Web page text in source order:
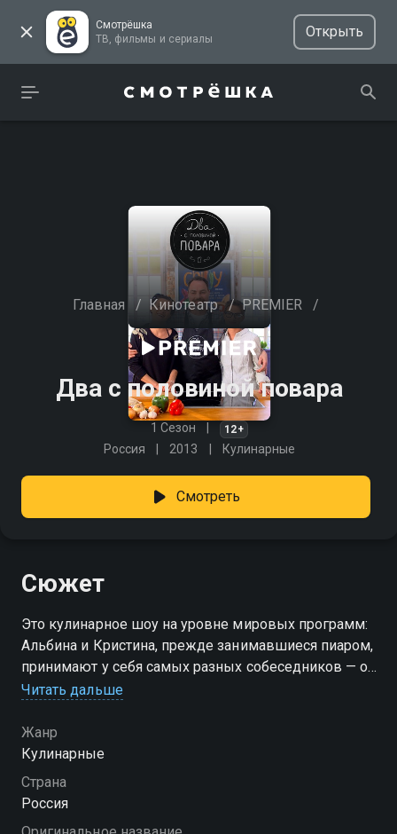
Смотрёшка
ТВ, фильмы и сериалы
Открыть
Главная / Кинотеатр / PREMIER /
Два с половиной повара
1 Сезон 12+
Россия 2013 Кулинарные
Смотреть
Сюжет
Это кулинарное шоу на уровне мировых программ:
Альбина и Кристина, прежде занимавшиеся пиаром,
принимают у себя самых разных собеседников — от
блогеров до врачей — чтобы вместе творить
столом. Мастерство рецептов и непринуждённая
беседа превращают каждую встречу в тёплый
вечер в кругу друзей. «Два с половиной повара» —
смотрите онлайн в хорошем качестве.
Читать дальше
Жанр
Кулинарные
Страна
Россия